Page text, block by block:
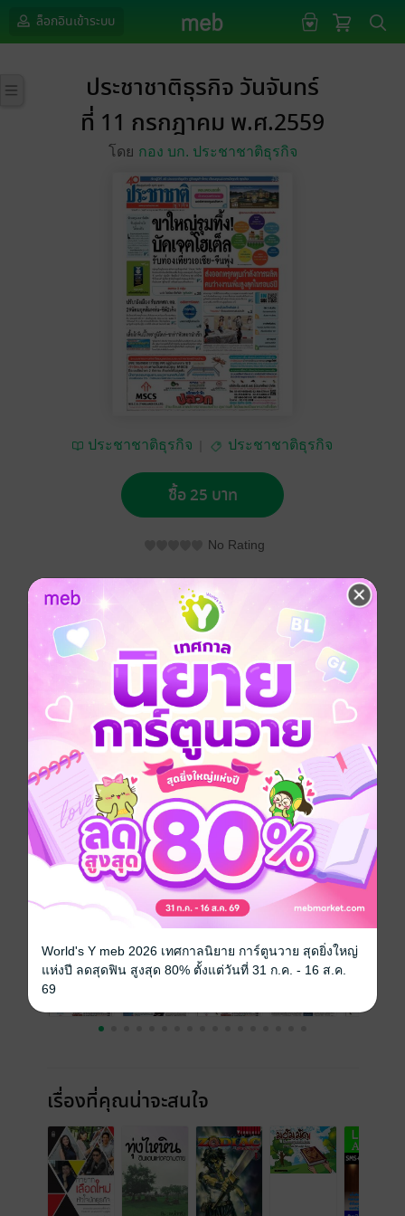
ล็อกอินเข้าระบบ
ประชาชาติธุรกิจ วันจันทร์
ที่ 11 กรกฎาคม พ.ศ.2559
โดย กอง บก. ประชาชาติธุรกิจ
ประชาชาติธุรกิจ ประชาชาติธุรกิจ
ซื้อ 25 บาท
No Rating
อยากได้ ซื้อเป็นของขวัญ แชร์
ประชาชาติธุรกิจ วันจันทร์ที่ 11 กรกฎาคม พ.ศ.2559
ประเภทไฟล์
วันที่วางขาย 09 กรกฎาคม 2559
ความยาว
ราคาปก 25 บาท
ฉบับย้อนหลัง
เรื่องที่คุณน่าจะสนใจ
World's Y meb 2026 เทศกาลนิยาย การ์ตูนวาย สุดยิ่งใหญ่
แห่งปี ลดสุดฟิน สูงสุด 80% ตั้งแต่วันที่ 31 ก.ค. - 16 ส.ค.
69